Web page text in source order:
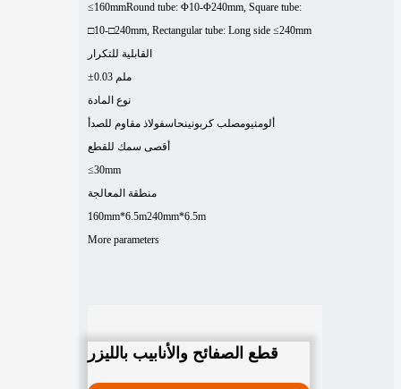
≤160mmRound tube: Φ10-Φ240mm, Square tube:
□10-□240mm, Rectangular tube: Long side ≤240mm
القابلية للتكرار
±0.03 ملم
نوع المادة
ألومنيومصلب كربونينحاسفولاذ مقاوم للصدأ
أقصى سمك للقطع
≤30mm
منطقة المعالجة
160mm*6.5m240mm*6.5m
More parameters
قطع الصفائح والأنابيب بالليزر